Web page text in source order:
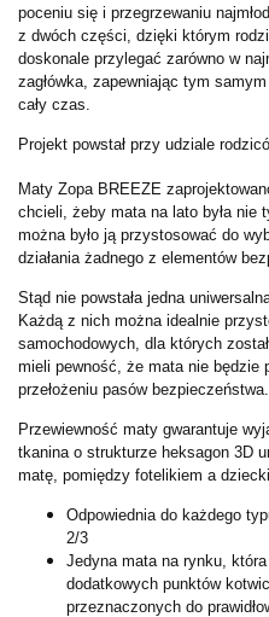
poceniu się i przegrzewaniu
z dwóch części, dzięki którym
doskonale przylegać zarówno w
zagłówka, zapewniając tym
cały czas.
Projekt powstał przy udziale
Maty Zopa BREEZE
chcieli, żeby mata na lato była nie
można było ją przystosować do
działania żadnego z elementów
Stąd nie powstała jedna
Każdą z nich można idealnie
samochodowych, dla których
mieli pewność, że mata nie będzie
przełożeniu pasów bezpieczeństwa.
Przewiewność maty gwarantuje
tkanina o strukturze heksagon 3D
matę, pomiędzy fotelikiem a
Odpowiednia do każdego
2/3
Jedyna mata na rynku,
dodatkowych punktów
przeznaczonych do